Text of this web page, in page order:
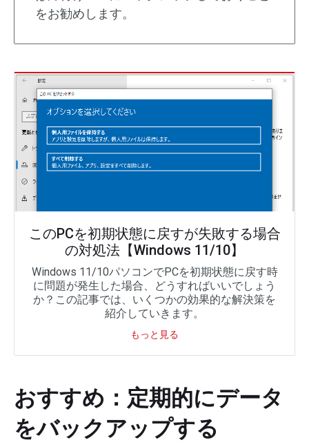
をお勧めします。
このPCを初期状態に戻すが失敗する場合
の対処法【Windows 11/10】
Windows 11/10パソコンでPCを初期状態に戻す時
に問題が発生した場合、どうすればいいでしょう
か？この記事では、いくつかの効果的な解決策を
紹介していきます。
もっと見る
おすすめ：定期的にデータ
をバックアップする